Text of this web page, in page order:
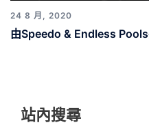
24 8 月, 2020
由Speedo & Endless
站內搜尋